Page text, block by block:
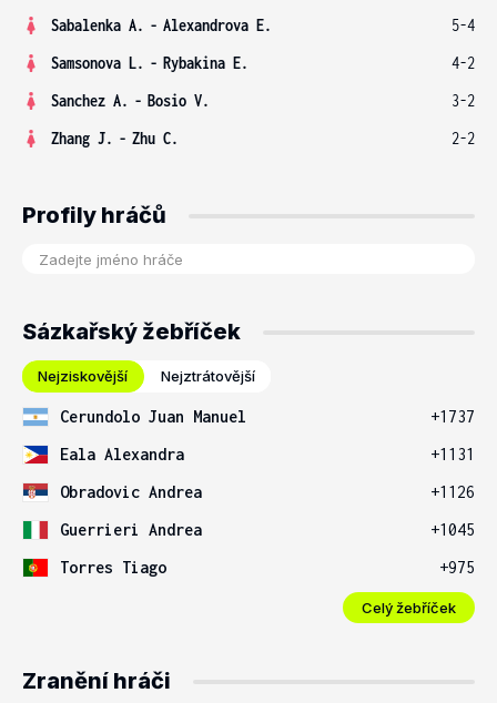
Sabalenka A. - Alexandrova E.
5-4
Samsonova L. - Rybakina E.
4-2
Sanchez A. - Bosio V.
3-2
Zhang J. - Zhu C. 2-2
Profily hráčů
Sázkařský žebříček
Nejziskovější Nejztrátovější
Cerundolo Juan Manuel
+1737
Eala Alexandra
+1131
Obradovic Andrea
+1126
Guerrieri Andrea
+1045
Torres Tiago
+975
Celý žebříček
Zranění hráči